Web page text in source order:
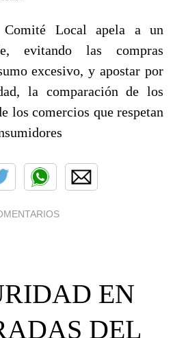
Local apela a un
evitando las compras
excesivo, y apostar por
la comparación de los
los comercios que respetan
EN
DEL